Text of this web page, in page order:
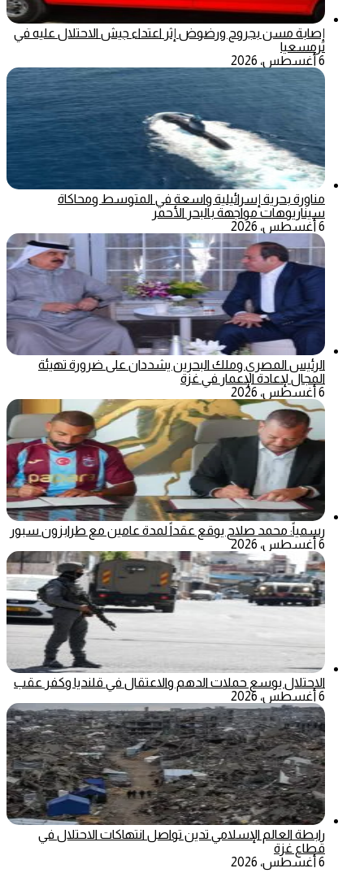
إصابة مسن بجروح ورضوض إثر اعتداء جيش الاحتلال عليه في
ترمسعيا
6 أغسطس، 2026
مناورة بحرية إسرائيلية واسعة في المتوسط ومحاكاة
سيناريوهات مواجهة بالبحر الأحمر
6 أغسطس، 2026
الرئيس المصري وملك البحرين يشددان على ضرورة تهيئة
المجال لإعادة الإعمار في غزة
6 أغسطس، 2026
رسمياً: محمد صلاح يوقع عقداً لمدة عامين مع طرابزون سبور
6 أغسطس، 2026
الاحتلال يوسع حملات الدهم والاعتقال في قلنديا وكفر عقب
6 أغسطس، 2026
رابطة العالم الإسلامي تدين تواصل انتهاكات الاحتلال في
قطاع غزة
6 أغسطس، 2026